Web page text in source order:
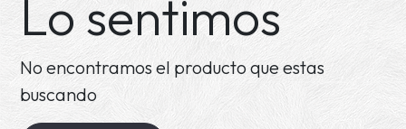
Lo sentimos
No encontramos el producto que estas
buscando